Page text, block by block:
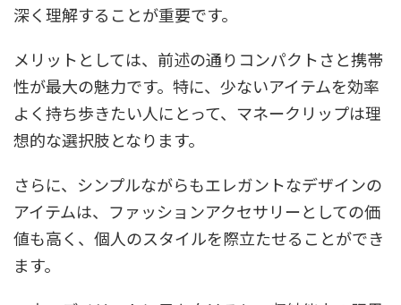
深く理解することが重要です。
メリットとしては、前述の通りコンパクトさと携帯
性が最大の魅力です。特に、少ないアイテムを効率
よく持ち歩きたい人にとって、マネークリップは理
想的な選択肢となります。
さらに、シンプルながらもエレガントなデザインの
アイテムは、ファッションアクセサリーとしての価
値も高く、個人のスタイルを際立たせることができ
ます。